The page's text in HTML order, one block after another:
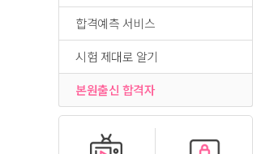
합격예측 서비스
시험 제대로 알기
본원출신 합격자